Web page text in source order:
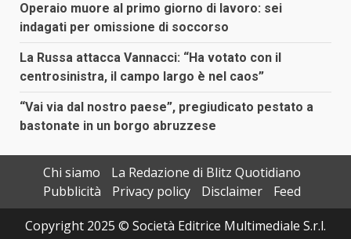
Operaio muore al primo giorno di lavoro: sei
indagati per omissione di soccorso
La Russa attacca Vannacci: “Ha votato con il
centrosinistra, il campo largo è nel caos”
“Vai via dal nostro paese”, pregiudicato pestato a
bastonate in un borgo abruzzese
Chi siamo
La Redazione di Blitz Quotidiano
Pubblicità
Privacy policy Disclaimer
Feed
Copyright 2025 © Società Editrice Multimediale S.r.l.